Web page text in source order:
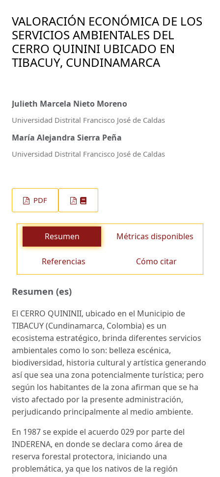
VALORACIÓN ECONÓMICA DE LOS
SERVICIOS AMBIENTALES DEL
CERRO QUININI UBICADO EN
TIBACUY, CUNDINAMARCA
Julieth Marcela Nieto Moreno
Universidad Distrital Francisco José de Caldas
María Alejandra Sierra Peña
Universidad Distrital Francisco José de Caldas
PDF
Resumen Métricas disponibles
Referencias Cómo citar
Resumen (es)
El CERRO QUININII, ubicado en el Municipio de
TIBACUY (Cundinamarca, Colombia) es un
ecosistema estratégico, brinda diferentes servicios
ambientales como lo son: belleza escénica,
biodiversidad, historia cultural y artística generando
así que sea una zona potencialmente turística; pero
según los habitantes de la zona afirman que se ha
visto afectado por la presente administración,
perjudicando principalmente al medio ambiente.
En 1987 se expide el acuerdo 029 por parte del
INDERENA, en donde se declara como área de
reserva forestal protectora, iniciando una
problemática, ya que los nativos de la región